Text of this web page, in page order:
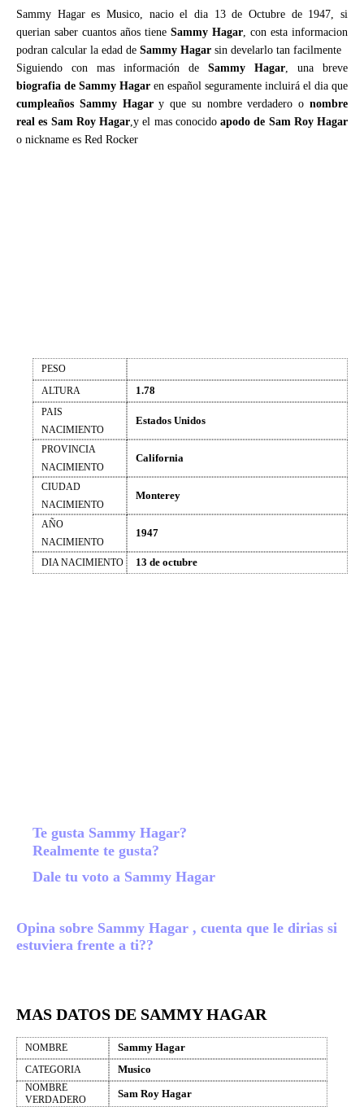
Sammy Hagar es Musico, nacio el dia 13 de Octubre de 1947, si
querian saber cuantos años tiene Sammy Hagar, con esta informacion
podran calcular la edad de Sammy Hagar sin develarlo tan facilmente
Siguiendo con mas información de Sammy Hagar, una breve
biografia de Sammy Hagar en español seguramente incluirá el dia que
cumpleaños Sammy Hagary que su nombre verdadero onombre
real es Sam Roy Hagar,y el mas conocido apodo de Sam Roy Hagar
o nickname es Red Rocker
PESO
ALTURA
1.78
PAIS
NACIMIENTO
Estados Unidos
PROVINCIA
NACIMIENTO
California
CIUDAD
NACIMIENTO
Monterey
AÑO
NACIMIENTO
1947
DIA NACIMIENTO 13 de octubre
Te gusta Sammy Hagar?
Realmente te gusta?
Dale tu voto a Sammy Hagar
Opina sobre Sammy Hagar , cuenta que le dirias si
estuviera frente a ti??
MAS DATOS DE SAMMY HAGAR
NOMBRE Sammy Hagar
CATEGORIA Musico
NOMBRE
VERDADERO
Sam Roy Hagar